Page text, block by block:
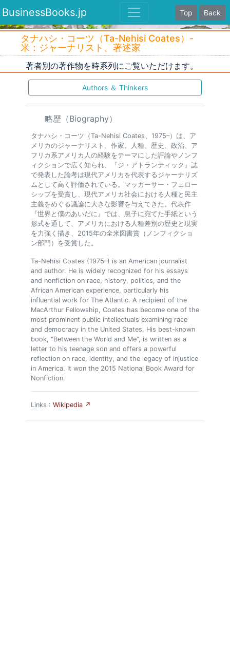
BusinessBooks.jp Top Back
タナハシ・コーツ（Ta-Nehisi Coates）-
米：ジャーナリスト、著述家
著者別の著作物を時系列にご覧いただけます。
Authors ＆ Thinkers
略歴（Biography）
タナハシ・コーツ（Ta-Nehisi Coates、1975–）は、ア
メリカのジャーナリスト、作家。人種、歴史、政治、ア
フリカ系アメリカ人の経験をテーマにした評論やノンフ
ィクションで広く知られ、『ジ・アトランティック』誌
で発表した論考は現代アメリカを代表するジャーナリズ
ムとして高く評価されている。マッカーサー・フェロー
シップを受賞し、現代アメリカ社会における人種と民主
主義をめぐる議論に大きな影響を与えてきた。代表作
『世界と僕のあいだに』では、息子に宛てた手紙という
形式を通して、アメリカにおける人種差別の歴史と現実
を力強く描き、2015年の全米図書賞（ノンフィクショ
ン部門）を受賞した。
Ta-Nehisi Coates (1975–) is an American journalist
and author. He is widely recognized for his essays
and nonfiction on race, history, politics, and the
African American experience, particularly his
influential work for The Atlantic. A recipient of the
MacArthur Fellowship, Coates has become one of the
most prominent public intellectuals examining race
and democracy in the United States. His best-known
book, "Between the World and Me", is written as a
letter to his teenage son and offers a powerful
reflection on race, identity, and the legacy of injustice
in America. It won the 2015 National Book Award for
Nonfiction.
Links : Wikipedia ↗